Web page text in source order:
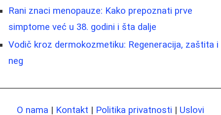
Rani znaci menopauze: Kako prepoznati prve
simptome već u 38. godini i šta dalje
Vodič kroz dermokozmetiku: Regeneracija, zaštita i
neg
O nama | Kontakt | Politika privatnosti | Uslovi